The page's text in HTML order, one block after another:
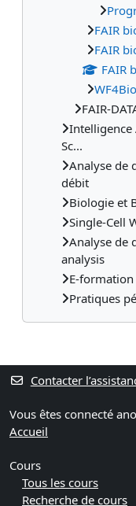
FAIR
FAIR
FAIR
FAIR-
Sc...
Analyse de
débit
Biologie et
Single-Cell
Analyse de
analysis
E-formation
Pratiques
Contacter
Vous êtes connecté
Accueil
Cours
Tous les cours
Recherche de cours